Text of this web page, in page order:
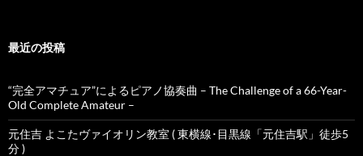
最近の投稿
“完全アマチュア”によるピアノ協奏曲 – The Challenge of a 66-Year-
Old Complete Amateur –
元住吉 よこたヴァイオリン教室 ( 東横線･目黒線「元住吉駅」徒歩5
分 )